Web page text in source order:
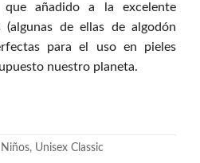
que añadido a la excelente
de ellas de algodón
para el uso en pieles
nuestro planeta.
Unisex Classic